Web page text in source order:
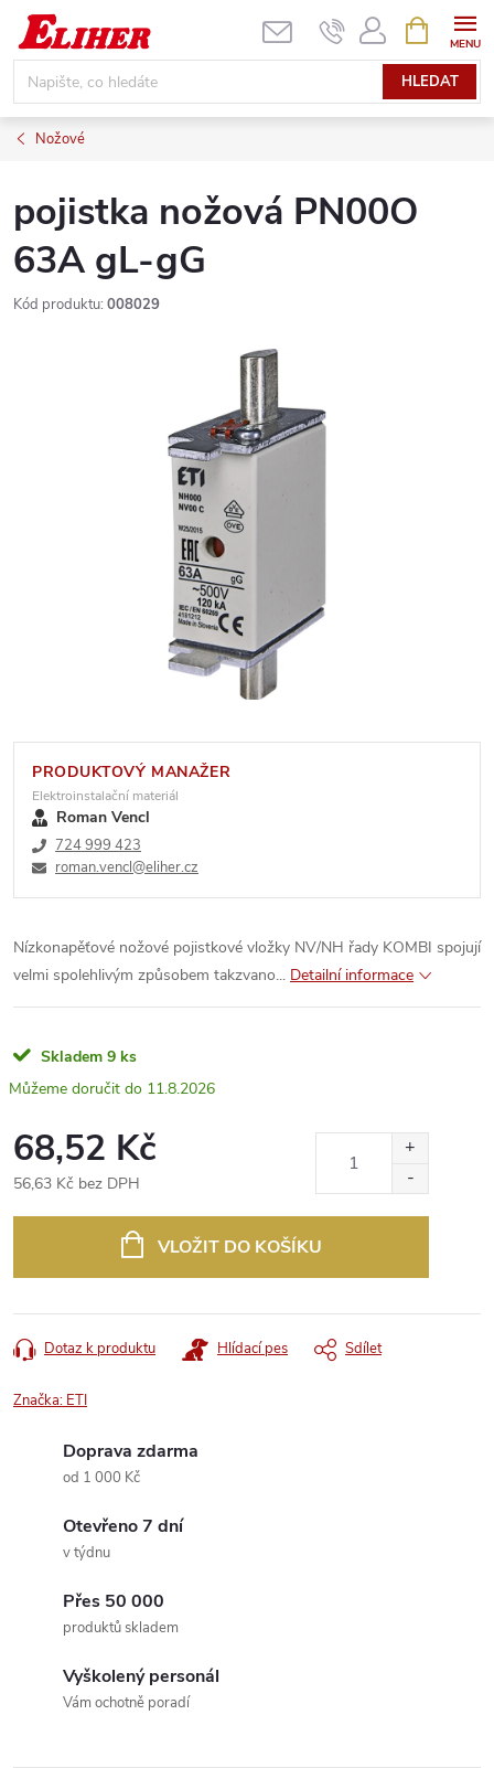
Přejít
obsah
HLEDAT
NÁKUPNÍ
KOŠÍK
Nožové
pojistka nožová PN00O
63A gL-gG
Kód produktu: 008029
PRODUKTOVÝ MANAŽER
Elektroinstalační materiál
Roman Vencl
724 999 423
roman.vencl@eliher.cz
Nízkonapěťové nožové pojistkové vložky NV/NH řady KOMBI spojují
velmi spolehlivým způsobem takzvano... Detailní informace
Skladem 9 ks
11.8.2026
68,52 Kč
56,63 Kč bez DPH
VLOŽIT DO KOŠÍKU
Dotaz k produktu Hlídací pes Sdílet
Značka: ETI
Doprava zdarma
od 1 000 Kč
Otevřeno 7 dní
v týdnu
Přes 50 000
produktů skladem
Vyškolený personál
Vám ochotně poradí